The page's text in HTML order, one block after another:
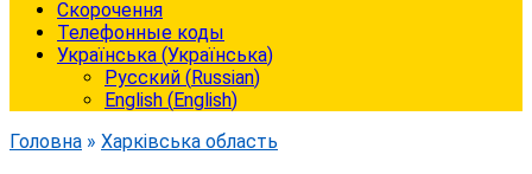
Cкорочення
Телефонные коды
Українська (Українська)
Русский (Russian)
English (English)
Головна » Харківська область